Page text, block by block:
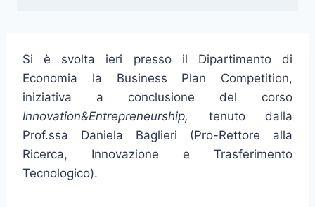
Si è svolta ieri presso il Dipartimento di
Economia la Business Plan Competition,
iniziativa a conclusione del corso
Innovation&Entrepreneurship, tenuto dalla
Prof.ssa Daniela Baglieri (Pro-Rettore alla
Ricerca, Innovazione e Trasferimento
Tecnologico).